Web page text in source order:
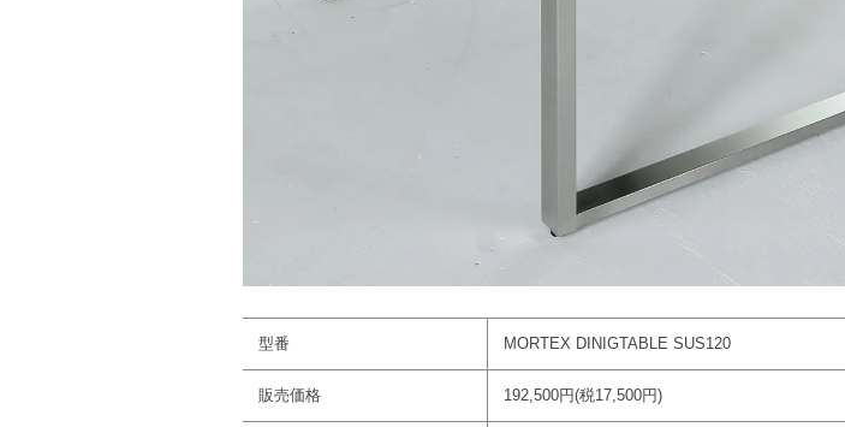
型番 MORTEX DINIGTABLE SUS120
販売価格 192,500円(税17,500円)